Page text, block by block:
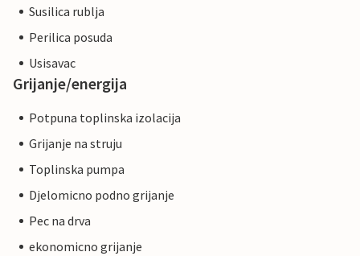
Susilica rublja
Perilica posuda
Usisavac
Grijanje/energija
Potpuna toplinska izolacija
Grijanje na struju
Toplinska pumpa
Djelomicno podno grijanje
Pec na drva
ekonomicno grijanje